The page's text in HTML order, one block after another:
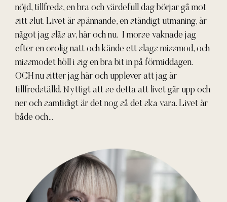
nöjd, tillfreds, en bra och värdefull dag börjar gå mot
sitt slut. Livet är spännande, en ständigt utmaning, är
något jag slås av, här och nu. I morse vaknade jag
efter en orolig natt och kände ett slags missmod, och
missmodet höll i sig en bra bit in på förmiddagen.
OCH nu sitter jag här och upplever att jag är
tillfredställd. Nyttigt att se detta att livet går upp och
ner och samtidigt är det nog så det ska vara. Livet är
både och…